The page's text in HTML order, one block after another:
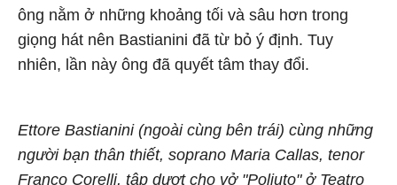
ông nằm ở những khoảng tối và sâu hơn trong
giọng hát nên Bastianini đã từ bỏ ý định. Tuy
nhiên, lần này ông đã quyết tâm thay đổi.
Ettore Bastianini (ngoài cùng bên trái) cùng những
người bạn thân thiết, soprano Maria Callas, tenor
Franco Corelli, tập dượt cho vở "Poliuto" ở Teatro